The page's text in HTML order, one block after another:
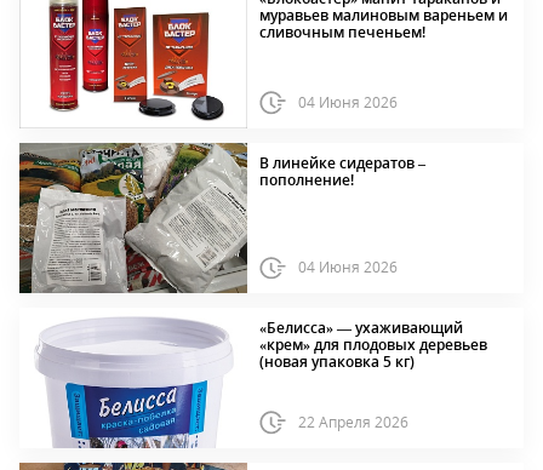
муравьев малиновым вареньем и
сливочным печеньем!
04 Июня 2026
В линейке сидератов –
пополнение!
04 Июня 2026
«Белисса» — ухаживающий
«крем» для плодовых деревьев
(новая упаковка 5 кг)
22 Апреля 2026